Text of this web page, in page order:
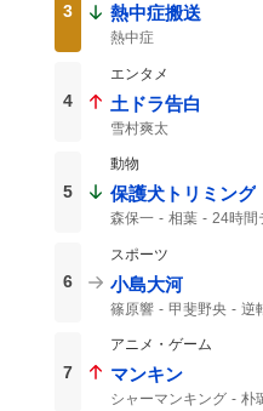
3 熱中症搬送
熱中症
4
エンタメ
土ドラ告白
雪村爽太
5
動物
保護犬トリミング
森保一 相葉 24時間
6
スポーツ
小島大河
篠原響 甲斐野央 逆
ホームラン
7
アニメ・ゲーム
マンキン
シャーマンキング 朴